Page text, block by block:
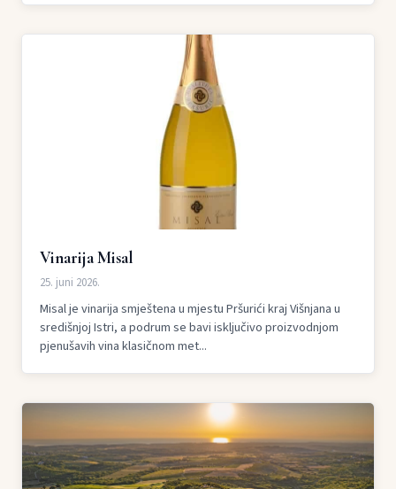
Vinarija Misal
25. juni 2026.
Misal je vinarija smještena u mjestu Pršurići kraj Višnjana u
središnjoj Istri, a podrum se bavi isključivo proizvodnjom
pjenušavih vina klasičnom met...